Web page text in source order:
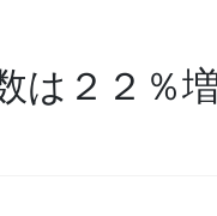
は２２％